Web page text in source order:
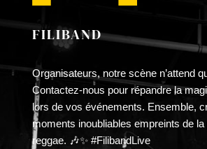
FILIBAND
Organisateurs, notre scène n’attend
Contactez-nous pour répandre la
lors de vos événements. Ensemble,
moments inoubliables empreints de
reggae. 🎶✨ #FilibandLive